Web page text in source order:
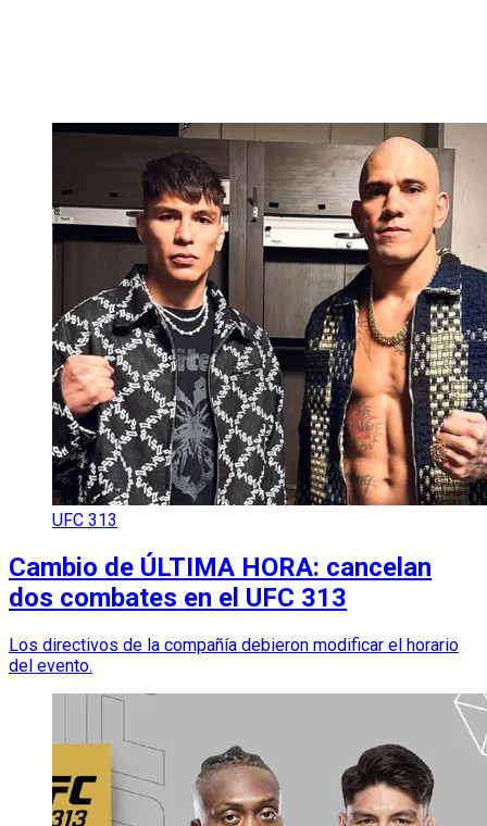
UFC 313
Cambio de ÚLTIMA HORA: cancelan
dos combates en el UFC 313
Los directivos de la compañía debieron modificar el horario
del evento.